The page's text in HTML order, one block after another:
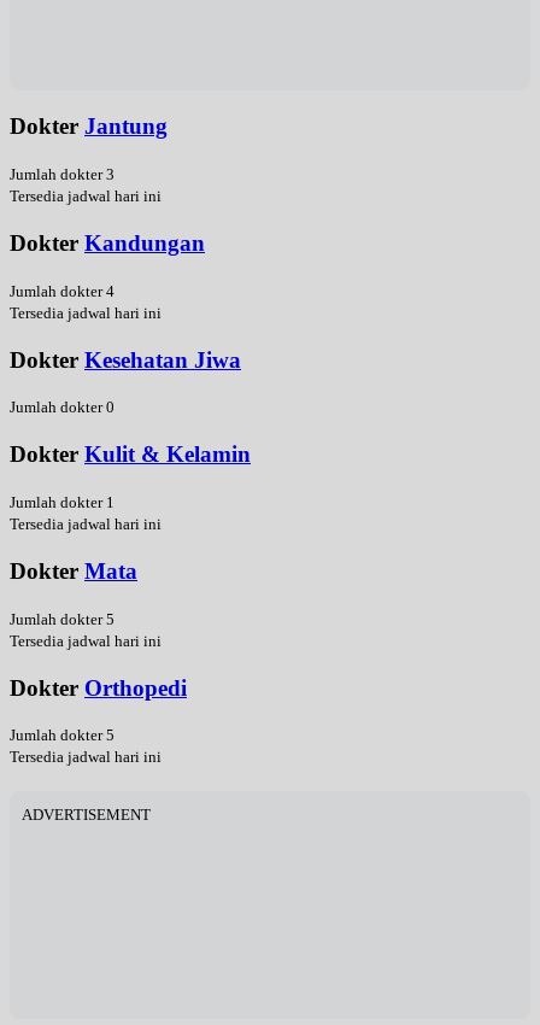
Dokter Jantung
Jumlah dokter 3
Tersedia jadwal hari ini
Dokter Kandungan
Jumlah dokter 4
Tersedia jadwal hari ini
Dokter Kesehatan Jiwa
Jumlah dokter 0
Dokter Kulit & Kelamin
Jumlah dokter 1
Tersedia jadwal hari ini
Dokter Mata
Jumlah dokter 5
Tersedia jadwal hari ini
Dokter Orthopedi
Jumlah dokter 5
Tersedia jadwal hari ini
ADVERTISEMENT